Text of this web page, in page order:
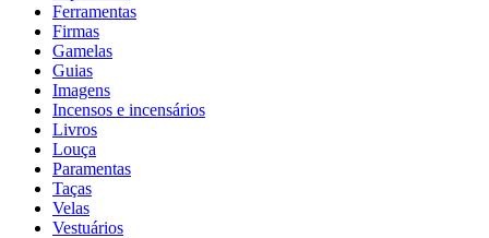
Ferramentas
Firmas
Gamelas
Guias
Imagens
Incensos e incensários
Livros
Louça
Paramentas
Taças
Velas
Vestuários